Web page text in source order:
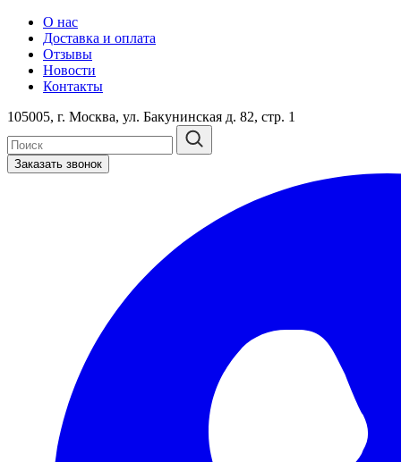
О нас
Доставка и оплата
Отзывы
Новости
Контакты
105005, г. Москва, ул. Бакунинская д. 82, стр. 1
Заказать звонок